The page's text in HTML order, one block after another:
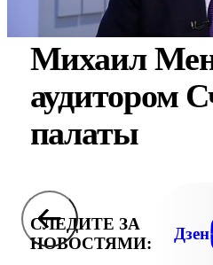
Михаил
аудитором
палаты
СЛЕДИТЕ ЗА
НОВОСТЯМИ:
Дзен